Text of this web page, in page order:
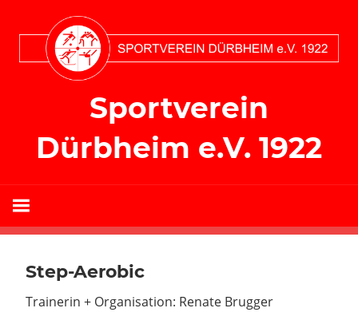
Inhalt
springen
Sportverein
Dürbheim e.V. 1922
Step-Aerobic
Trainerin + Organisation: Renate Brugger